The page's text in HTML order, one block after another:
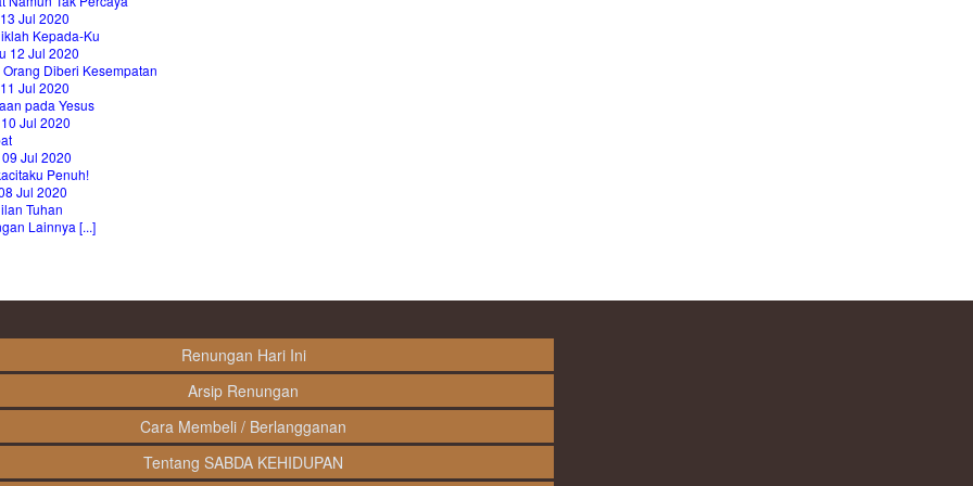
Jul 2020
Kepada-Ku
12 Jul 2020
Diberi Kesempatan
Jul 2020
pada Yesus
Jul 2020
Jul 2020
Penuh!
Jul 2020
Tuhan
Lainnya [...]
Renungan Hari Ini
Arsip Renungan
Cara Membeli / Berlangganan
Tentang SABDA KEHIDUPAN